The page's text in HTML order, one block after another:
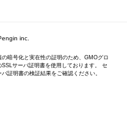
inc.
暗号化と実在性の証明のため、GMOグロ
サーバ証明書を使用しております。 セ
証明書の検証結果をご確認ください。